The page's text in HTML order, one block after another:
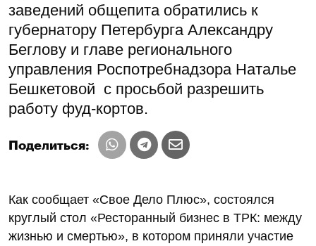
заведений общепита обратились к
губернатору Петербурга Александру
Беглову и главе регионального
управления Роспотребнадзора Наталье
Бешкетовой с просьбой разрешить
работу фуд-кортов.
Поделиться:
Как сообщает «Свое Дело Плюс», состоялся
круглый стол «Ресторанный бизнес в ТРК: между
жизнью и смертью», в котором приняли участие